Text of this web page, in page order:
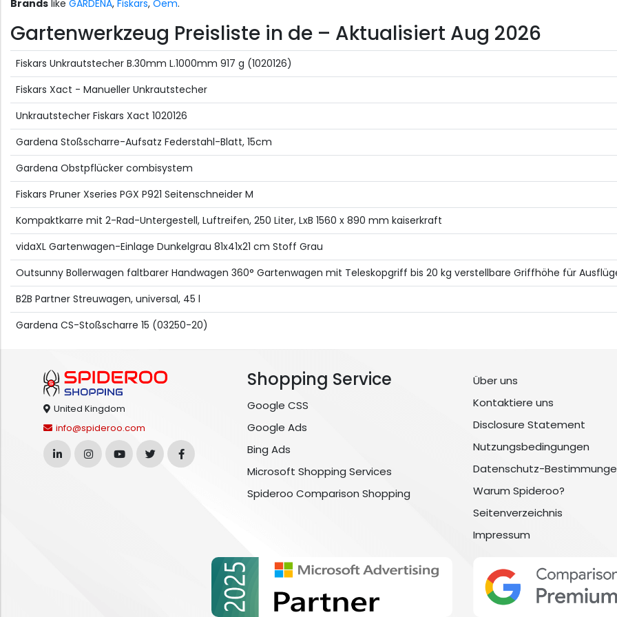
Brands like GARDENA, Fiskars, Oem.
Gartenwerkzeug Preisliste in de – Aktualisiert Aug 2026
Fiskars Unkrautstecher B.30mm L.1000mm 917 g (1020126)
Fiskars Xact - Manueller Unkrautstecher
Unkrautstecher Fiskars Xact 1020126
Gardena Stoßscharre-Aufsatz Federstahl-Blatt, 15cm
Gardena Obstpflücker combisystem
Fiskars Pruner Xseries PGX P921 Seitenschneider M
Kompaktkarre mit 2-Rad-Untergestell, Luftreifen, 250 Liter, LxB 1560 x 890 mm kaiserkraft
vidaXL Gartenwagen-Einlage Dunkelgrau 81x41x21 cm Stoff Grau
Outsunny Bollerwagen faltbarer Handwagen 360° Gartenwagen mit Teleskopgriff bis 20 kg verstellbare Griffhöhe für
B2B Partner Streuwagen, universal, 45 l
Gardena CS-Stoßscharre 15 (03250-20)
United Kingdom
info@spideroo.com
Shopping Service
Google CSS
Google Ads
Bing Ads
Microsoft Shopping Services
Spideroo Comparison Shopping
Über uns
Kontaktiere uns
Disclosure Statement
Nutzungsbedingungen
Datenschutz-
Warum Spideroo?
Seitenverzeichnis
Impressum